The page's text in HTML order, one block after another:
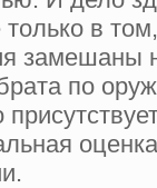
в
замешаны
по
оценка